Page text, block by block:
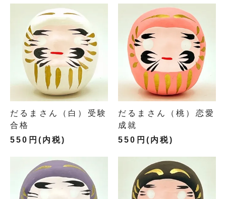
だるまさん（白）受験
合格
550円(内税)
だるまさん（桃）恋愛
成就
550円(内税)